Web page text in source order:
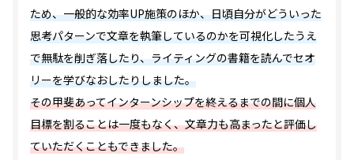
ため、一般的な効率UP施策のほか、日頃自分がどういった
思考パターンで文章を執筆しているのかを可視化したうえ
で無駄を削ぎ落したり、ライティングの書籍を読んでセオ
リーを学びなおしたりしました。
その甲斐あってインターンシップを終えるまでの間に個人
目標を割ることは一度もなく、文章力も高まったと評価し
ていただくこともできました。